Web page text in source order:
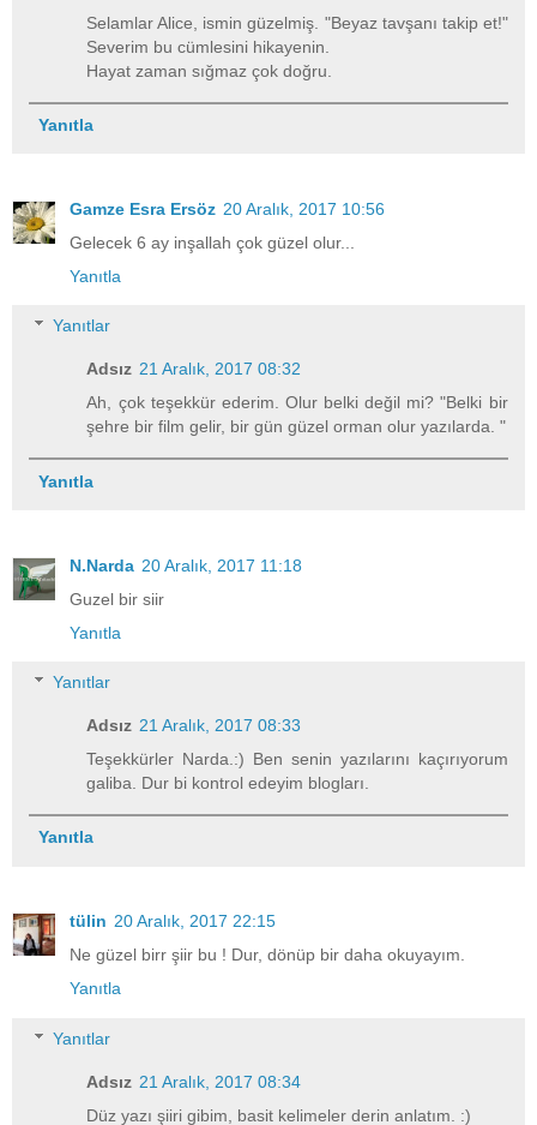
Selamlar Alice, ismin güzelmiş. "Beyaz tavşanı takip et!"
Severim bu cümlesini hikayenin.
Hayat zaman sığmaz çok doğru.
Yanıtla
Gamze Esra Ersöz 20 Aralık, 2017 10:56
Gelecek 6 ay inşallah çok güzel olur...
Yanıtla
Yanıtlar
Adsız 21 Aralık, 2017 08:32
Ah, çok teşekkür ederim. Olur belki değil mi? "Belki bir
şehre bir film gelir, bir gün güzel orman olur yazılarda. "
Yanıtla
N.Narda 20 Aralık, 2017 11:18
Guzel bir siir
Yanıtla
Yanıtlar
Adsız 21 Aralık, 2017 08:33
Teşekkürler Narda.:) Ben senin yazılarını kaçırıyorum
galiba. Dur bi kontrol edeyim blogları.
Yanıtla
tülin 20 Aralık, 2017 22:15
Ne güzel birr şiir bu ! Dur, dönüp bir daha okuyayım.
Yanıtla
Yanıtlar
Adsız 21 Aralık, 2017 08:34
Düz yazı şiiri gibim, basit kelimeler derin anlatım. :)